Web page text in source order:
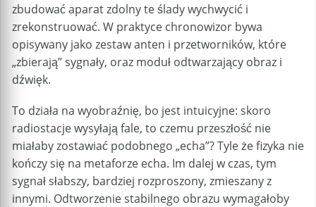
zbudować aparat zdolny te ślady wychwycić i
zrekonstruować. W praktyce chronowizor bywa
opisywany jako zestaw anten i przetworników, które
„zbierają” sygnały, oraz moduł odtwarzający obraz i
dźwięk.
To działa na wyobraźnię, bo jest intuicyjne: skoro
radiostacje wysyłają fale, to czemu przeszłość nie
miałaby zostawiać podobnego „echa”? Tyle że fizyka nie
kończy się na metaforze echa. Im dalej w czas, tym
sygnał słabszy, bardziej rozproszony, zmieszany z
innymi. Odtworzenie stabilnego obrazu wymagałoby